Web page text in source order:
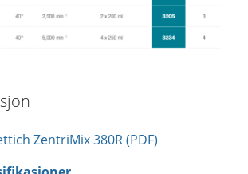
ZentriMix 380R (PDF)